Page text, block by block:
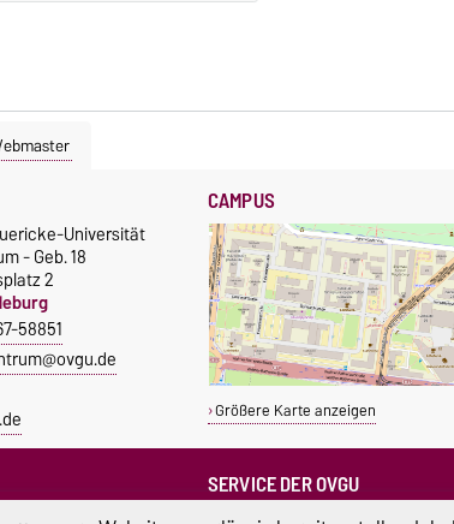
Universität
- Geb. 18
2
58851
CAMPUS
Größere Karte anzeigen
SERVICE DER OVGU
Infopoint & Fundbüro